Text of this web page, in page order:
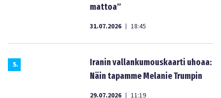
mattoa”
31.07.2026 | 18:45
5.
Iranin vallankumouskaarti uhoaa:
Näin tapamme Melanie Trumpin
29.07.2026 | 11:19